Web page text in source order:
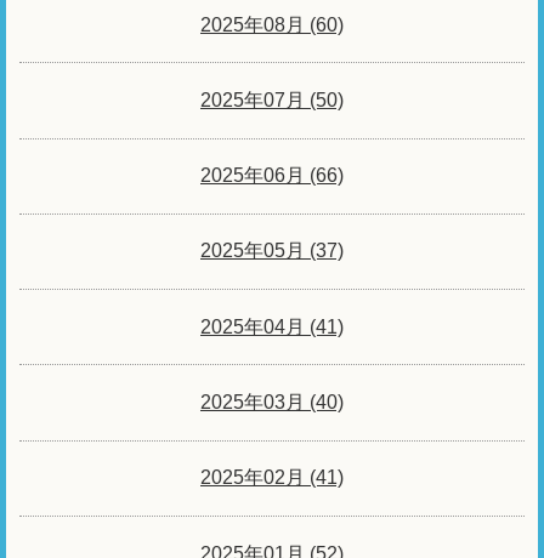
2025年08月 (60)
2025年07月 (50)
2025年06月 (66)
2025年05月 (37)
2025年04月 (41)
2025年03月 (40)
2025年02月 (41)
2025年01月 (52)